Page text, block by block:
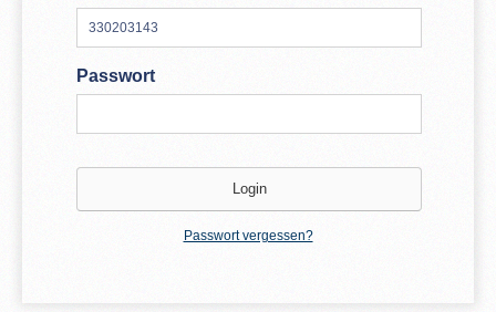
Passwort
Passwort vergessen?